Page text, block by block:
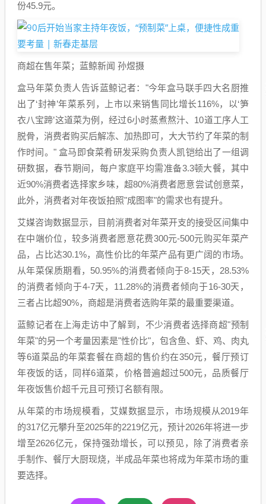
份45.9元。
商超在售年菜；蓝鲸新闻 孙煜摄
盒马年菜负责人告诉蓝鲸记者："今年盒马联手四大名厨推
出了‘封神’年菜系列，上市以来销售同比增长116%，以‘笋
衣八宝蹄’这道菜为例，经过6小时蒸煮熬汁、10道工序人工
脱骨，消费者购买后解冻、加热即可，大大节约了年菜的制
作时间。" 盒马即食菜肴研发采购负责人凯铠给出了一组调
研数据，春节期间，每户家庭平均需准备3.3顿大餐，其中
近90%消费者选择家乡味，超80%消费者愿意尝试创意菜，
此外，消费者对年夜饭拍照"成图率"的需求也有提升。
艾媒咨询数据显示，目前消费者对年菜开支的接受区间集中
在中端价位，较多消费者愿意花费300元-500元购买年菜产
品，占比达30.1%，高性价比的年菜产品有更广阔的市场。
从年菜保质期看，50.95%的消费者倾向于8-15天，28.53%
的消费者倾向于4-7天，11.28%的消费者倾向于16-30天，
三者占比超90%，商超是消费者选购年菜的最重要渠道。
蓝鲸记者在上海走访中了解到，不少消费者选择商超"预制
年菜"的另一个考量因素是"性价比"，包含鱼、虾、鸡、肉丸
等6道菜品的年菜套餐在商超的售价约在350元，餐厅预订
年夜饭的话，同样6道菜，价格普遍超过500元，品质餐厅
年夜饭售价超千元且可预订名额有限。
从年菜的市场规模看，艾媒数据显示，市场规模从2019年
的317亿元攀升至2025年的2219亿元，预计2026年将进一步
增至2626亿元，保持强劲增长，可以预见，除了消费者亲
手制作、餐厅大厨现烧，半成品年菜也将成为年菜市场的重
要选择。